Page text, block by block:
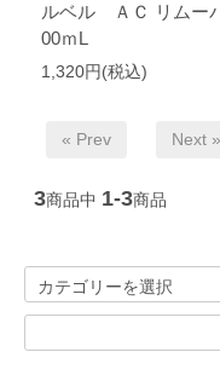
ルベル ＡＣ リムー
00ｍL
1,320円(税込)
« Prev Next »
3商品中 1-3商品